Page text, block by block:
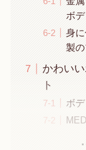
ボデ
身
製
かわい
ト
ボ